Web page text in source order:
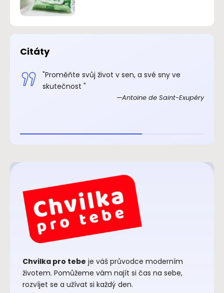
Citáty
"Proměňte svůj život v sen, a své sny ve
skutečnost "
Antoine de Saint-Exupéry
Chvilka pro tebe je váš průvodce moderním
životem. Pomůžeme vám najít si čas na sebe,
rozvíjet se a užívat si každý den.